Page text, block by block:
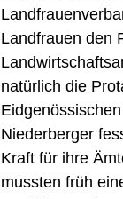
Landfrauen den
natürlich die
Niederberger
Kraft für ihre
mussten früh